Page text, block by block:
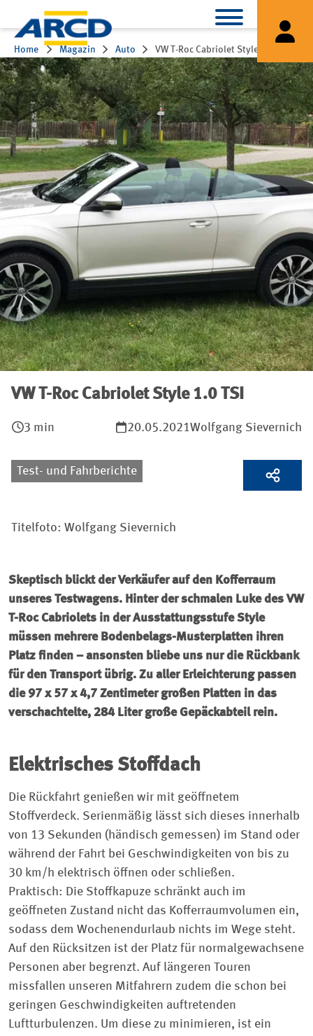
Home Magazin Auto VW T-Roc Cabriolet Style 1.0 TSI
VW T-Roc Cabriolet Style 1.0 TSI
3 min 20.05.2021Wolfgang Sievernich
Test- und Fahrberichte
Titelfoto: Wolfgang Sievernich
Skeptisch blickt der Verkäufer auf den Kofferraum
unseres Testwagens. Hinter der schmalen Luke des VW
T-Roc Cabriolets in der Ausstattungsstufe Style
müssen mehrere Bodenbelags-Musterplatten ihren
Platz finden – ansonsten bliebe uns nur die Rückbank
für den Transport übrig. Zu ­aller Erleichterung passen
die 97 x 57 x 4,7 Zentimeter großen Platten in das
verschachtelte, 284 Liter große Gepäckabteil rein.
Elektrisches Stoffdach
Die Rückfahrt genießen wir mit geöffnetem
Stoffverdeck. Serienmäßig lässt sich dieses innerhalb
von 13 Sekunden (händisch gemessen) im Stand oder
während der Fahrt bei Geschwindigkeiten von bis zu
30 km/h elektrisch öffnen oder schließen.
Praktisch: Die Stoffkapuze schränkt auch im
geöffneten Zustand nicht das Kofferraumvolumen ein,
sodass dem Wochenendurlaub nichts im Wege steht.
Auf den Rücksitzen ist der Platz für normalgewachsene
Personen aber begrenzt. Auf längeren Touren
missfallen unseren Mitfahrern zudem die schon bei
geringen Geschwindigkeiten auftretenden
Luftturbulenzen. Um diese zu minimieren, ist ein